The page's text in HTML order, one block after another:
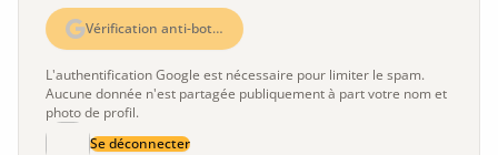
Vérification anti-bot…
L'authentification Google est nécessaire pour limiter le spam.
Aucune donnée n'est partagée publiquement à part votre nom et
photo de profil.
Se déconnecter